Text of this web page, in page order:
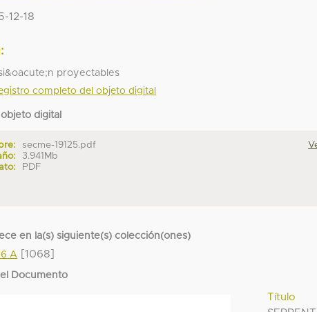
12-18
proyectables
completo del objeto digital
digital
secme-19125.pdf
3.941Mb
PDF
en la(s) siguiente(s) colección(ones)
A [1068]
Documento
Título